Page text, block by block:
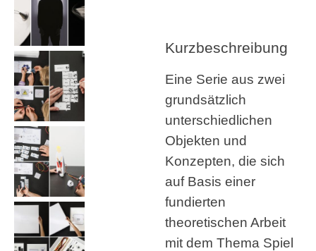
Kurzbeschreibung
Eine Serie aus zwei
grundsätzlich
unterschiedlichen
Objekten und
Konzepten, die sich
auf Basis einer
fundierten
theoretischen Arbeit
mit dem Thema Spiel